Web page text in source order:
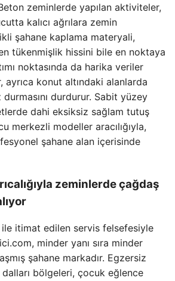
zeminlerde yapılan aktiviteler,
kalıcı ağrılara zemin
şahane kaplama materyali,
tükenmişlik hissini bile en noktaya
noktasında da harika veriler
ayrıca konut altındaki alanlarda
durdurur. Sabit yüzey
dahi eksiksiz sağlam tutuş
merkezli modeller aracılığıyla,
şahane alan içerisinde
zeminlerde çağdaş
itimat edilen servis felsefesiyle
minder yanı sıra minder
şahane markadır. Egzersiz
dalları bölgeleri, çocuk eğlence